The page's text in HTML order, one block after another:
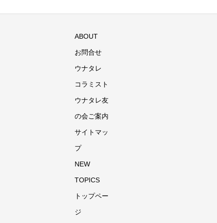
ABOUT
お問合せ
ウナタレ
コラミスト
ウナタレ友
の会ご案内
サイトマッ
プ
NEW
TOPICS
トップペー
ジ